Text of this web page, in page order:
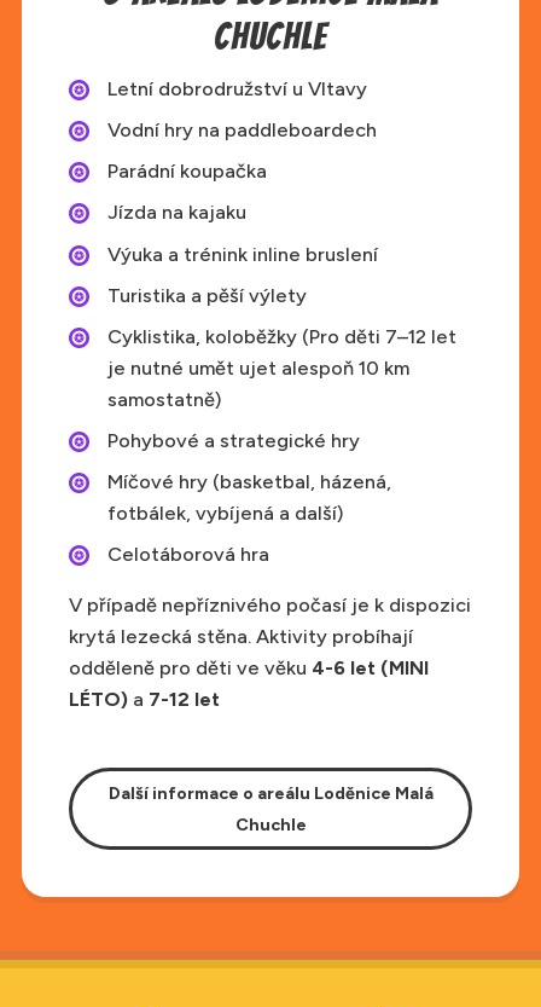
Chuchle
Letní dobrodružství u Vltavy
Vodní hry na paddleboardech
Parádní koupačka
Jízda na kajaku
Výuka a trénink inline bruslení
Turistika a pěší výlety
Cyklistika, koloběžky (Pro děti 7–12 let
je nutné umět ujet alespoň 10 km
samostatně)
Pohybové a strategické hry
Míčové hry (basketbal, házená,
fotbálek, vybíjená a další)
Celotáborová hra
V případě nepříznivého počasí je k dispozici
krytá lezecká stěna. Aktivity probíhají
odděleně pro děti ve věku 4-6 let (MINI
LÉTO)a 7-12 let
Další informace o areálu Loděnice Malá
Chuchle